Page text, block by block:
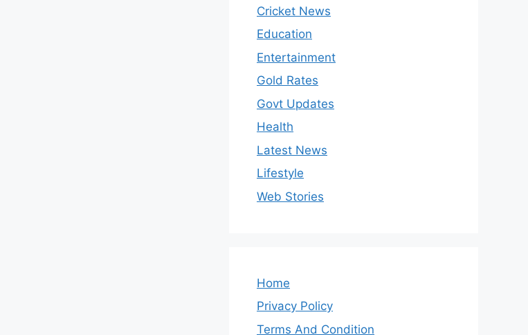
Cricket News
Education
Entertainment
Gold Rates
Govt Updates
Health
Latest News
Lifestyle
Web Stories
Home
Privacy Policy
Terms And Condition